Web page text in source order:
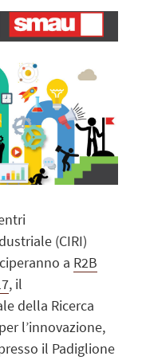
(CIRI)
a R2B
, il
della Ricerca
l’innovazione,
il Padiglione